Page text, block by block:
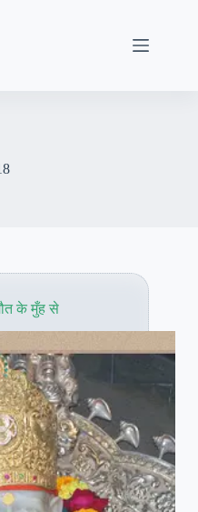
के मुँह से